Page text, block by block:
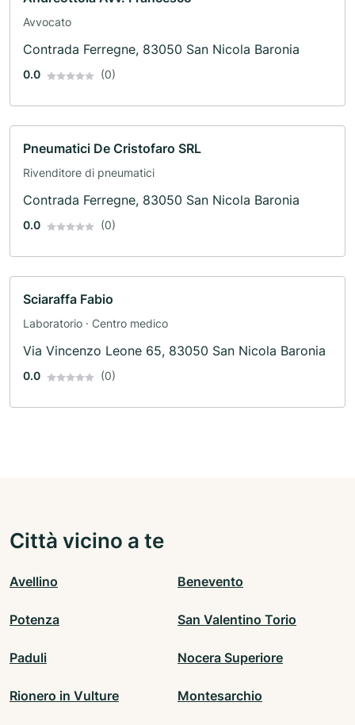
Avvocato
Contrada Ferregne, 83050 San Nicola Baronia
0.0 (0)
Pneumatici De Cristofaro SRL
Rivenditore di pneumatici
Contrada Ferregne, 83050 San Nicola Baronia
0.0 (0)
Sciaraffa Fabio
Laboratorio · Centro medico
Via Vincenzo Leone 65, 83050 San Nicola Baronia
0.0 (0)
Città vicino a te
Avellino Benevento
Potenza San Valentino Torio
Paduli Nocera Superiore
Rionero in Vulture Montesarchio